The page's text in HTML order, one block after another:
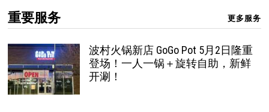
重要服务 更多服务
波村火锅新店 GoGo Pot 5月2日隆重
登场！一人一锅＋旋转自助，新鲜
开涮！